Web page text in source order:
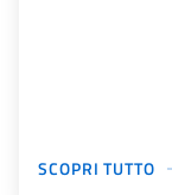
SCOPRI TUTTO